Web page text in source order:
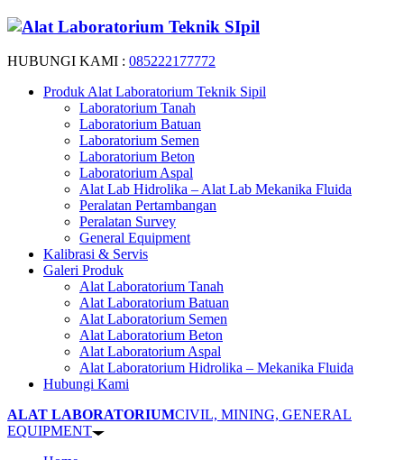
HUBUNGI KAMI : 085222177772
Produk Alat Laboratorium Teknik Sipil
Laboratorium Tanah
Laboratorium Batuan
Laboratorium Semen
Laboratorium Beton
Laboratorium Aspal
Alat Lab Hidrolika – Alat Lab Mekanika Fluida
Peralatan Pertambangan
Peralatan Survey
General Equipment
Kalibrasi & Servis
Galeri Produk
Alat Laboratorium Tanah
Alat Laboratorium Batuan
Alat Laboratorium Semen
Alat Laboratorium Beton
Alat Laboratorium Aspal
Alat Laboratorium Hidrolika – Mekanika Fluida
Hubungi Kami
ALAT LABORATORIUMCIVIL, MINING, GENERAL
EQUIPMENT